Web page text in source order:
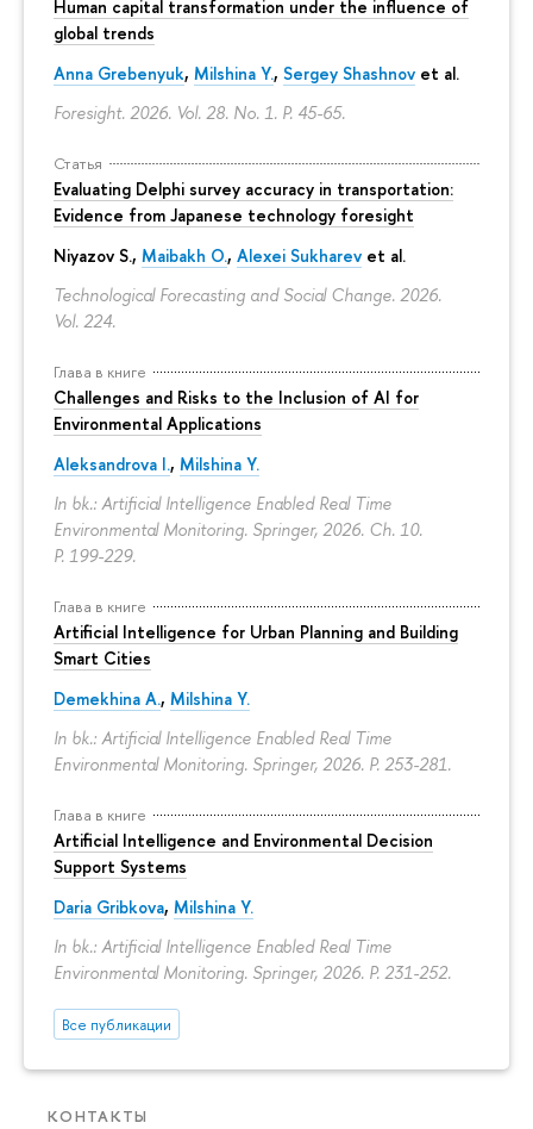
Human capital transformation under the influence of
global trends
Anna Grebenyuk, Milshina Y., Sergey Shashnov et al.
Foresight. 2026. Vol. 28. No. 1. P. 45-65.
Статья
Evaluating Delphi survey accuracy in transportation:
Evidence from Japanese technology foresight
Niyazov S., Maibakh O., Alexei Sukharev et al.
Technological Forecasting and Social Change. 2026.
Vol. 224.
Глава в книге
Challenges and Risks to the Inclusion of AI for
Environmental Applications
Aleksandrova I., Milshina Y.
In bk.: Artificial Intelligence Enabled Real Time
Environmental Monitoring. Springer, 2026. Ch. 10.
P. 199-229.
Глава в книге
Artificial Intelligence for Urban Planning and Building
Smart Cities
Demekhina A., Milshina Y.
In bk.: Artificial Intelligence Enabled Real Time
Environmental Monitoring. Springer, 2026. P. 253-281.
Глава в книге
Artificial Intelligence and Environmental Decision
Support Systems
Daria Gribkova, Milshina Y.
In bk.: Artificial Intelligence Enabled Real Time
Environmental Monitoring. Springer, 2026. P. 231-252.
Все публикации
КОНТАКТЫ